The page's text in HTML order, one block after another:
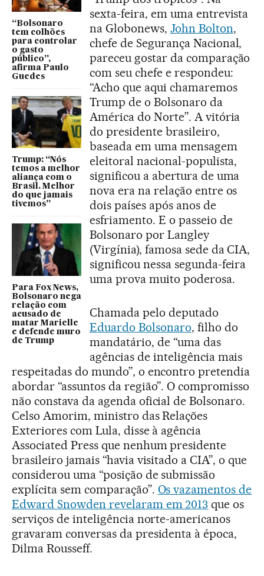
“Bolsonaro
tem colhões
para controlar
o gasto
público”,
afirma Paulo
Guedes
Trump: “Nós
temos a melhor
aliança com o
Brasil. Melhor
do que jamais
tivemos”
Para Fox News,
Bolsonaro nega
relação com
acusado de
matar Marielle
e defende muro
de Trump
sexta-feira, em uma entrevista
na Globonews, John Bolton,
chefe de Segurança Nacional,
pareceu gostar da comparação
com seu chefe e respondeu:
“Acho que aqui chamaremos
Trump de o Bolsonaro da
América do Norte”. A vitória
do presidente brasileiro,
baseada em uma mensagem
eleitoral nacional-populista,
significou a abertura de uma
nova era na relação entre os
dois países após anos de
esfriamento. E o passeio de
Bolsonaro por Langley
(Virgínia), famosa sede da CIA,
significou nessa segunda-feira
uma prova muito poderosa.
Chamada pelo deputado
Eduardo Bolsonaro, filho do
mandatário, de “uma das
agências de inteligência mais
respeitadas do mundo”, o encontro pretendia
abordar “assuntos da região”. O compromisso
não constava da agenda oficial de Bolsonaro.
Celso Amorim, ministro das Relações
Exteriores com Lula, disse à agência
Associated Press que nenhum presidente
brasileiro jamais “havia visitado a CIA”, o que
considerou uma “posição de submissão
explícita sem comparação”. Os vazamentos de
Edward Snowden revelaram em 2013 que os
serviços de inteligência norte-americanos
gravaram conversas da presidenta à época,
Dilma Rousseff.